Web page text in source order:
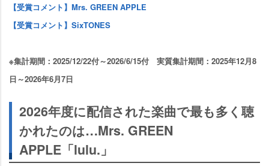
【受賞コメント】Mrs. GREEN APPLE
【受賞コメント】SixTONES
※集計期間：2025/12/22付～2026/6/15付 実質集計期間：2025年12月8
日～2026年6月7日
2026年度に配信された楽曲で最も多く聴
かれたのは…Mrs. GREEN
APPLE「lulu.」